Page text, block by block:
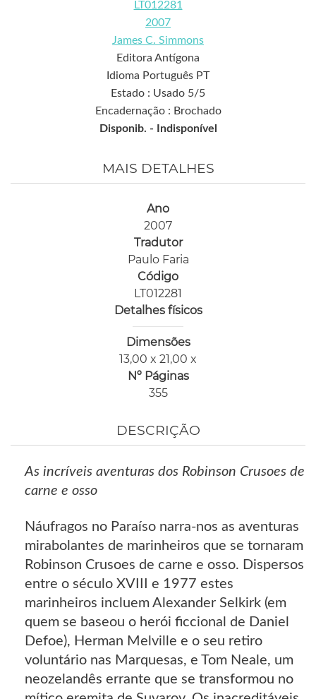
LT012281
2007
James C. Simmons
Editora Antígona
Idioma Português PT
Estado : Usado 5/5
Encadernação : Brochado
Disponib. -
Indisponível
MAIS DETALHES
Ano
2007
Tradutor
Paulo Faria
Código
LT012281
Detalhes físicos
Dimensões
13,00 x 21,00 x
Nº Páginas
355
DESCRIÇÃO
As incríveis aventuras dos Robinson Crusoes de
carne e osso
Náufragos no Paraíso narra-nos as aventuras
mirabolantes de marinheiros que se tornaram
Robinson Crusoes de carne e osso. Dispersos
entre o século XVIII e 1977 estes
marinheiros incluem Alexander Selkirk (em
quem se baseou o herói ficcional de Daniel
Defoe), Herman Melville e o seu retiro
voluntário nas Marquesas, e Tom Neale, um
neozelandês errante que se transformou no